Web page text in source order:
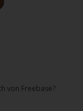
von Freebase?